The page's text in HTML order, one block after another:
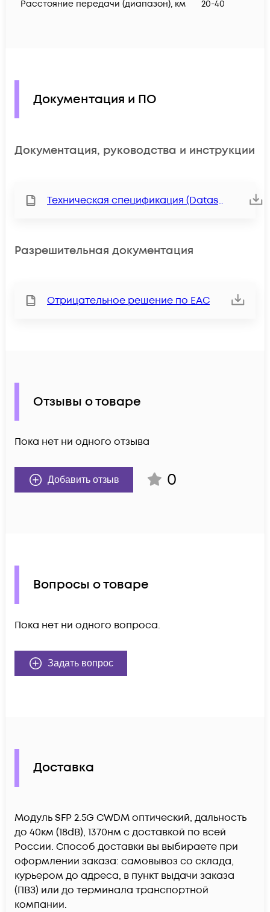
Расстояние передачи (диапазон), км 20-40
Документация и ПО
Документация, руководства и инструкции
Техническая спецификация (Datasheet)
Разрешительная документация
Отрицательное решение по ЕАС
Отзывы о товаре
Пока нет ни одного отзыва
Добавить отзыв 0
Вопросы о товаре
Пока нет ни одного вопроса.
Задать вопрос
Доставка
Модуль SFP 2.5G CWDM оптический, дальность
до 40км (18dB), 1370нм c доставкой по всей
России. Способ доставки вы выбираете при
оформлении заказа: самовывоз со склада,
курьером до адреса, в пункт выдачи заказа
(ПВЗ) или до терминала транспортной
компании.